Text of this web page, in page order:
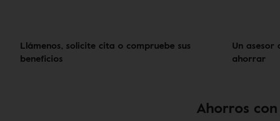
Llámenos, solicite cita o compruebe sus
beneficios
Un asesor
ahorrar
Ahorros